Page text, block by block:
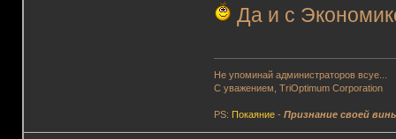
Да и с
Не упоминай администраторов всуе...
С уважением, TriOptimum Corporation
PS: Покаяние -Признание своей